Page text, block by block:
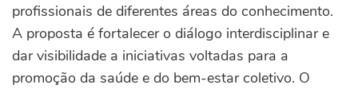
profissionais de diferentes áreas do conhecimento.
A proposta é fortalecer o diálogo interdisciplinar e
dar visibilidade a iniciativas voltadas para a
promoção da saúde e do bem-estar coletivo. O